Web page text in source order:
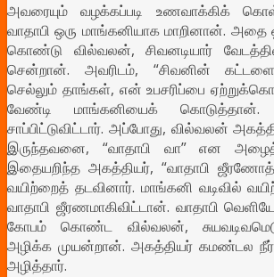
அவரையும் வழக்கப்படி உணவாக்கிக்
வாதாபி ஒரு மாங்கனியாக மாறினான். அதை
கொண்டு வில்வலன், சிவனடியார்
சென்றான். அவரிடம், “சிவனின்
செல்லும் தாங்கள், என் உபசரிப்பை
வேண்டி மாங்கனியைக்
சாப்பிட்டுவிட்டார். அப்போது, வில்வலன்
இருந்தவனை, “வாதாபி வா” என
இதையறிந்த அகத்தியர், “வாதாபி
வயிற்றைத் தடவினார். மாங்கனி வடிவில்
வாதாபி ஜீரணமாகிவிட்டான். வாதாபி
கோபம் கொண்ட வில்வலன்,
அழிக்க முயன்றான். அகத்தியர் கமண்டல
அழித்தார்.